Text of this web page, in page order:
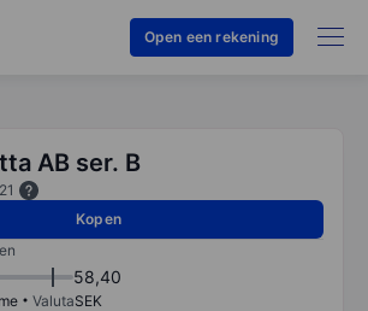
Open een rekening
AB ser. B
Kopen
58,40
ValutaSEK